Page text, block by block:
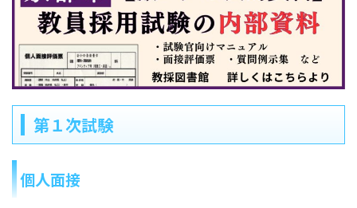
第１次試験
個人面接